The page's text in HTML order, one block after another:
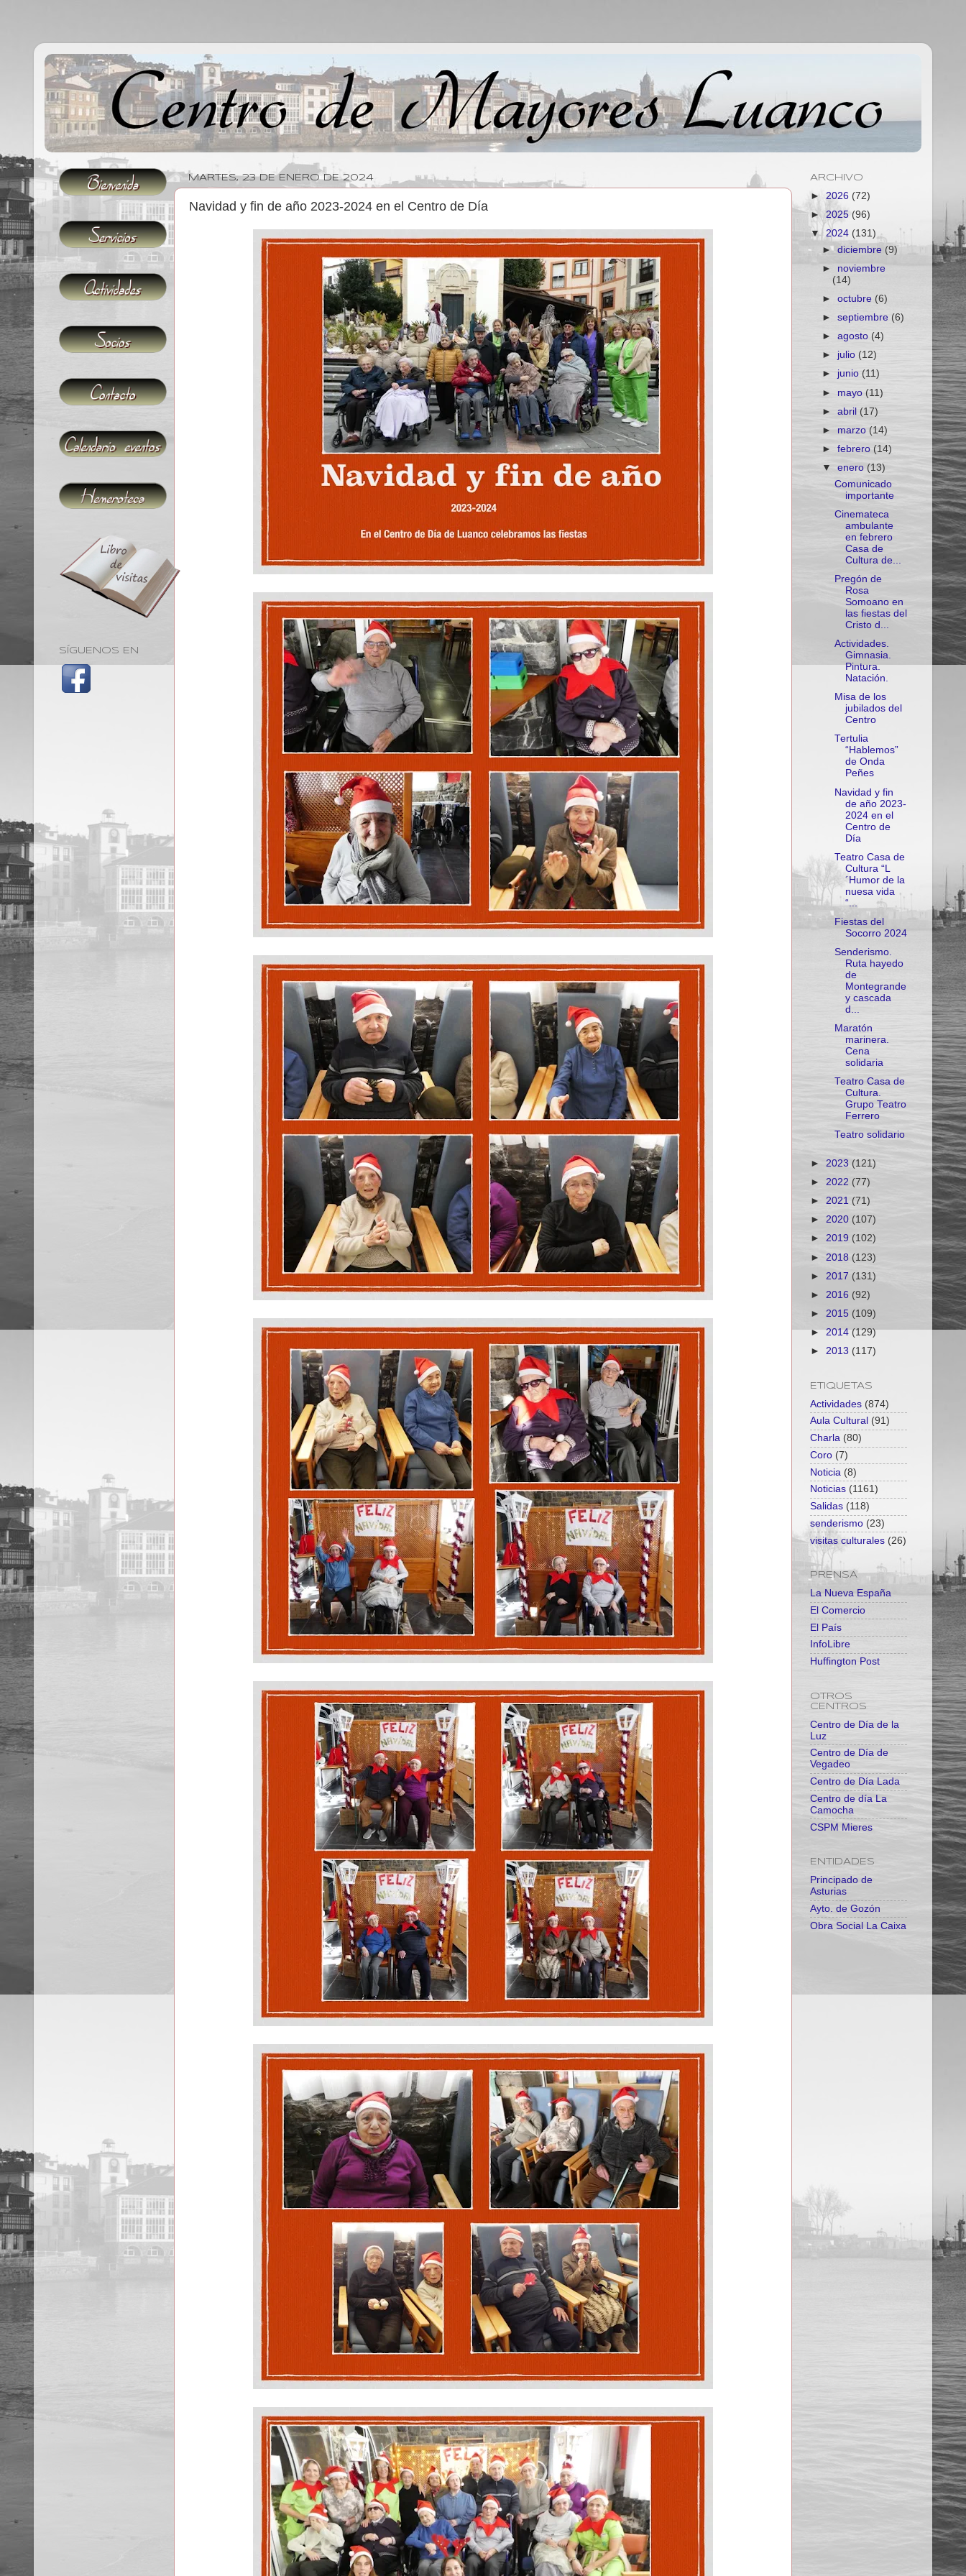
MARTES, 23 DE ENERO DE 2024
Navidad y fin de año 2023-2024 en el Centro de Día
SÍGUENOS EN
ARCHIVO
► 2026 (72)
► 2025 (96)
▼ 2024 (131)
►diciembre (9)
► noviembre
(14)
►octubre (6)
►septiembre (6)
►agosto (4)
► julio (12)
►junio (11)
► mayo(11)
►abril(17)
► marzo (14)
►febrero (14)
▼enero(13)
Comunicado
importante
Cinemateca
ambulante
en febrero
Casa de
Cultura de...
Pregón de
Rosa
Somoano en
las fiestas del
Cristo d...
Actividades.
Gimnasia.
Pintura.
Natación.
Misa de los
jubilados del
Centro
Tertulia
“Hablemos”
de Onda
Peñes
Navidad y fin
de año 2023-
2024 en el
Centro de
Día
Teatro Casa de
Cultura “L
´Humor de la
nuesa vida
“...
Fiestas del
Socorro 2024
Senderismo.
Ruta hayedo
de
Montegrande
y cascada
d...
Maratón
marinera.
Cena
solidaria
Teatro Casa de
Cultura.
Grupo Teatro
Ferrero
Teatro solidario
► 2023 (121)
► 2022 (77)
► 2021 (71)
► 2020 (107)
► 2019 (102)
► 2018 (123)
► 2017 (131)
► 2016 (92)
► 2015 (109)
►2014(129)
► 2013 (117)
ETIQUETAS
Actividades (874)
Aula Cultural (91)
Charla (80)
Coro (7)
Noticia (8)
Noticias (1161)
Salidas (118)
senderismo (23)
visitas culturales (26)
PRENSA
La Nueva España
El Comercio
El País
InfoLibre
Huffington Post
OTROS
CENTROS
Centro de Día de la
Luz
Centro de Día de
Vegadeo
Centro de Día Lada
Centro de día La
Camocha
CSPM Mieres
ENTIDADES
Principado de
Asturias
Ayto. de Gozón
Obra Social La Caixa